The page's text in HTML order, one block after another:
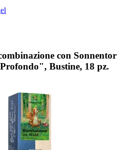
con Sonnentor
Bustine, 18 pz.